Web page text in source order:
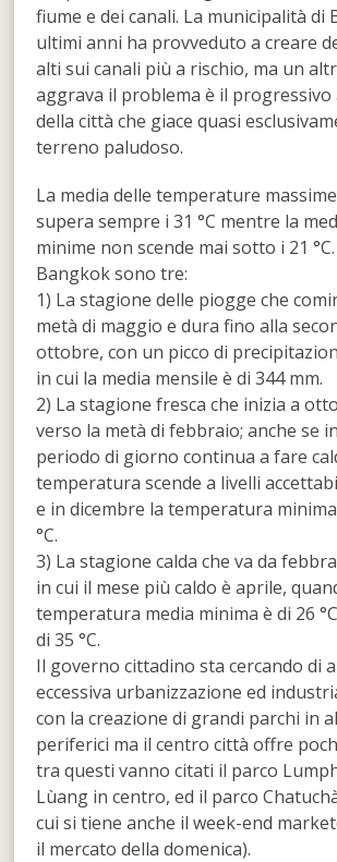
fiume e dei canali. La municipalità di
ultimi anni ha provveduto a creare
alti sui canali più a rischio, ma un
aggrava il problema è il
della città che giace quasi
terreno paludoso.
La media delle temperature
supera sempre i 31 °C mentre la
minime non scende mai sotto i 21
Bangkok sono tre:
1) La stagione delle piogge che
metà di maggio e dura fino alla
ottobre, con un picco di
in cui la media mensile è di 344 mm.
2) La stagione fresca che inizia a
verso la metà di febbraio; anche se
periodo di giorno continua a fare
temperatura scende a livelli
e in dicembre la temperatura minima
°C.
3) La stagione calda che va da
in cui il mese più caldo è aprile,
temperatura media minima è di 26
di 35 °C.
Il governo cittadino sta cercando di
eccessiva urbanizzazione ed
con la creazione di grandi parchi in
periferici ma il centro città offre
tra questi vanno citati il parco
Lùang in centro, ed il parco
cui si tiene anche il week-end
il mercato della domenica).